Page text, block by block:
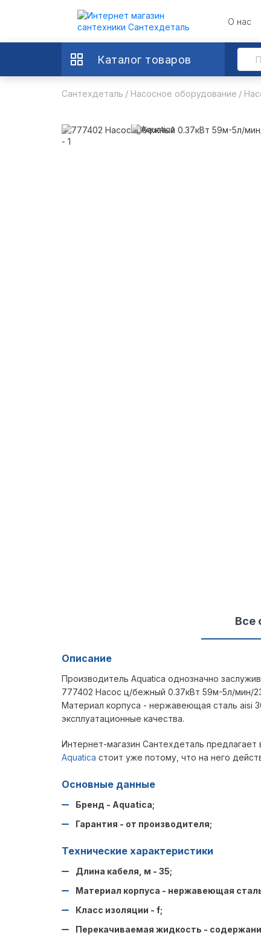
О нас
Каталог товаров
Сантехдеталь Насосное оборудование
Все
Описание
Производитель Aquatica однозначно
777402 Насос ц/бежный 0.37кВт 59м-5л/мин/
Материал корпуса - нержавеющая сталь aisi
эксплуатационные качества.
Интернет-магазин Сантехдеталь
Aquatica стоит уже потому, что на него
Основные данные
Бренд - Aquatica;
Гарантия - от производителя;
Технические характеристики​
Длина кабеля, м - 35;
Материал корпуса - нержавеющая
Класс изоляции - f;
Перекачиваемая жидкость -